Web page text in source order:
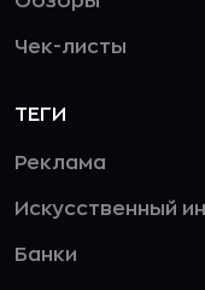
Чек-листы
ТЕГИ
Реклама
Искусственный
Банки